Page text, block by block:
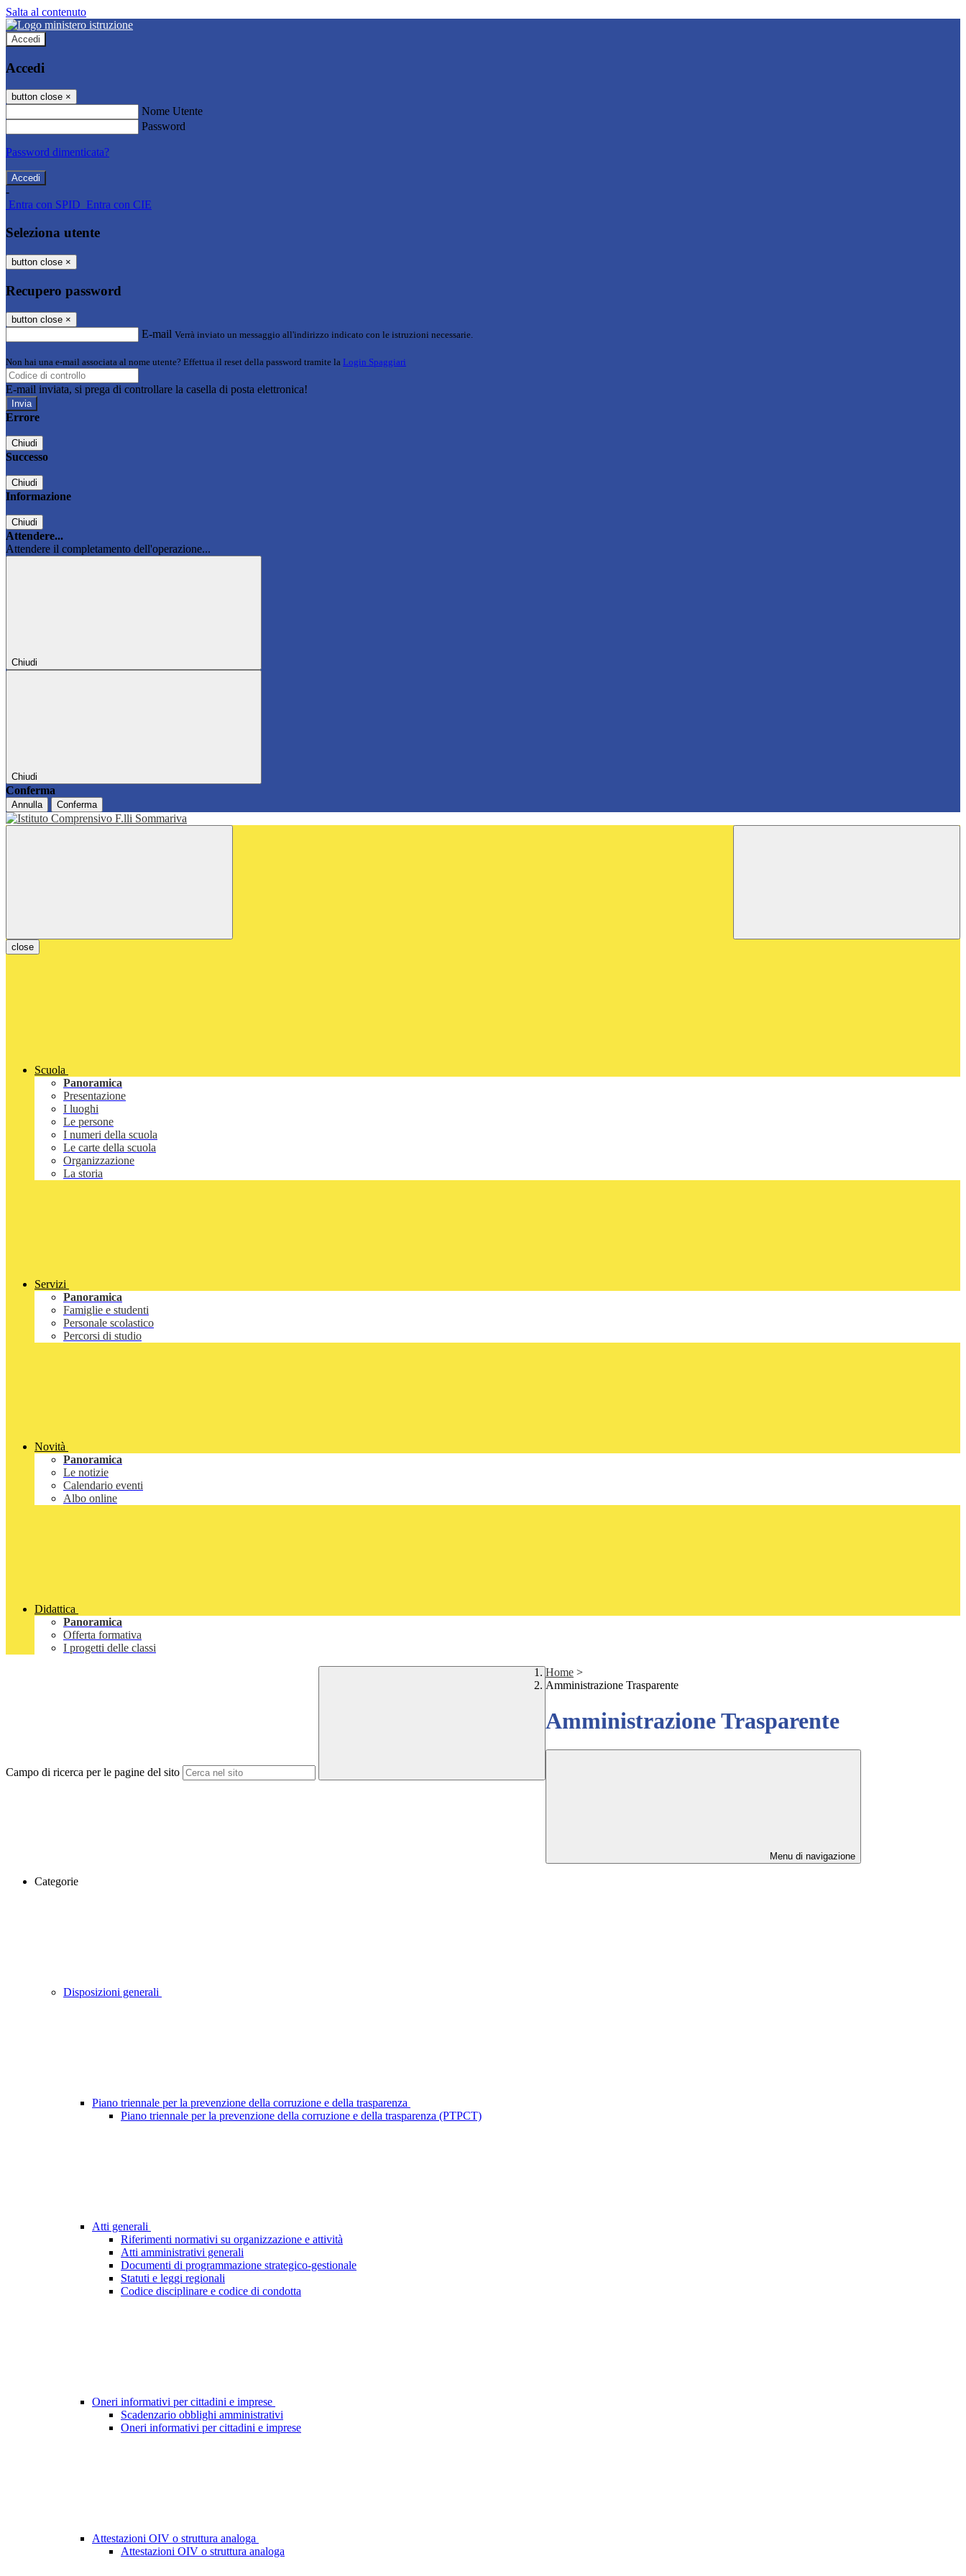
Salta al contenuto
Accedi
Accedi
button close ×
Nome Utente
Password
Password dimenticata?
-
Entra con SPID Entra con CIE
Seleziona utente
button close ×
Recupero password
button close ×
E-mail Verrà inviato un messaggio all'indirizzo indicato con le istruzioni necessarie.
Non hai una e-mail associata al nome utente? Effettua il reset della password tramite la Login Spaggiari
E-mail inviata, si prega di controllare la casella di posta elettronica!
Errore
Chiudi
Successo
Chiudi
Informazione
Chiudi
Attendere...
Attendere il completamento dell'operazione...
Chiudi
Chiudi
Conferma
Annulla Conferma
close
Scuola
Panoramica
Presentazione
I luoghi
Le persone
I numeri della scuola
Le carte della scuola
Organizzazione
La storia
Servizi
Panoramica
Famiglie e studenti
Personale scolastico
Percorsi di studio
Novità
Panoramica
Le notizie
Calendario eventi
Albo online
Didattica
Panoramica
Offerta formativa
I progetti delle classi
Campo di ricerca per le pagine del sito
Home >
Amministrazione Trasparente
Amministrazione Trasparente
Menu di navigazione
Categorie
Disposizioni generali
Piano triennale per la prevenzione della corruzione e della trasparenza
Piano triennale per la prevenzione della corruzione e della trasparenza (PTPCT)
Atti generali
Riferimenti normativi su organizzazione e attività
Atti amministrativi generali
Documenti di programmazione strategico-gestionale
Statuti e leggi regionali
Codice disciplinare e codice di condotta
Oneri informativi per cittadini e imprese
Scadenzario obblighi amministrativi
Oneri informativi per cittadini e imprese
Attestazioni OIV o struttura analoga
Attestazioni OIV o struttura analoga